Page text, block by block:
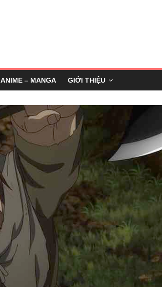
ANIME – MANGA GIỚI THIỆU